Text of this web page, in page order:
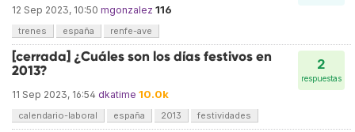
12 Sep 2023, 10:50 mgonzalez 116
trenes españa renfe-ave
2
respuestas
[cerrada] ¿Cuáles son los días festivos en
2013?
11 Sep 2023, 16:54 dkatime 10.0k
calendario-laboral españa 2013 festividades